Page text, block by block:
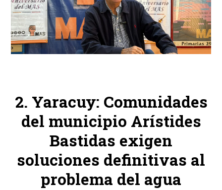
Yaracuy: Comunidades
del municipio Arístides
Bastidas exigen
soluciones definitivas al
problema del agua